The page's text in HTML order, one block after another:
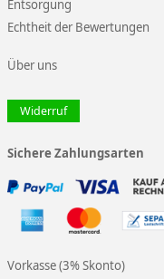
Entsorgung
Echtheit der Bewertungen
Über uns
Widerruf
Sichere Zahlungsarten
Vorkasse (3% Skonto)